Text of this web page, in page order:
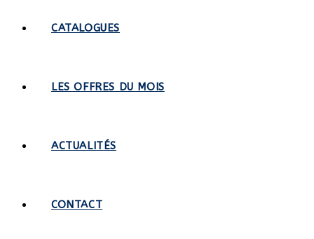
CATALOGUES
LES OFFRES DU MOIS
ACTUALITÉS
CONTACT